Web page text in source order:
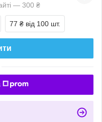
— 300 ₴
77 ₴ від 100 шт.